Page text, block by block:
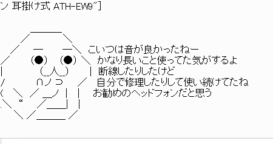
ン 耳掛け式 ATH-EW9"]
／ ＼
／ ─ ─＼ こいつは音が良かったねー
／ （●） （●） ＼ かなり長いこと使ってた気がするよ
| （__人__） | 断線したりしたけど
/ ∩ノ ⊃ ／ 自分で修理したりして使い続けてたね
( ＼ ／ ＿ノ | | お勧めのヘッドフォンだと思う
.＼ “ ／＿＿| |
＼ ／＿＿＿ ／